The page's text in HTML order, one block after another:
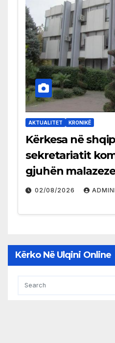
AKTUALITET KRONIKË
Kërkesa në
sekretariatit
gjuhën malazeze
02/08/2026 ADMINI
Kërko Në Ulqini Online